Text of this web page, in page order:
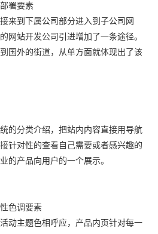
署要素
来到下属公司部分进入到子公司网
网站开发公司引进增加了一条途径。
国外的街道，从单方面就体现出了该
的分类介绍，把站内内容直接用导航
针对性的查看自己需要或者感兴趣的
的产品向用户的一个展示。
色调要素
动主题色相呼应，产品内页针对每一